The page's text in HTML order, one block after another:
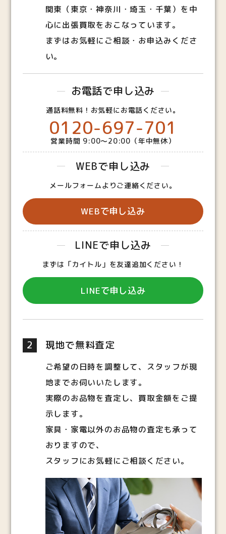
関東（東京・神奈川・埼玉・千葉）を中
心に出張買取をおこなっています。
まずはお気軽にご相談・お申込みくださ
い。
お電話で申し込み
通話料無料！お気軽にお電話ください。
0120-697-701
営業時間 9:00～20:00（年中無休）
WEBで申し込み
メールフォームよりご連絡ください。
WEBで申し込み
LINEで申し込み
まずは「カイトル」を友達追加ください！
LINEで申し込み
2 現地で無料査定
ご希望の日時を調整して、スタッフが現
地までお伺いいたします。
実際のお品物を査定し、買取金額をご提
示します。
家具・家電以外のお品物の査定も承って
おりますので、
スタッフにお気軽にご相談ください。